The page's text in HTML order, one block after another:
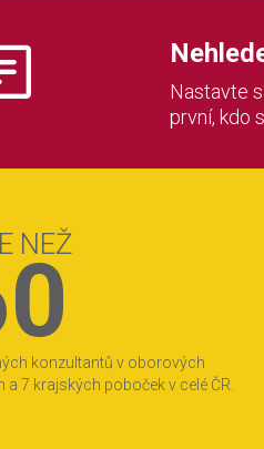
Nastavte
první, kdo
NEŽ
konzultantů v oborových
a 7 krajských poboček v celé ČR.